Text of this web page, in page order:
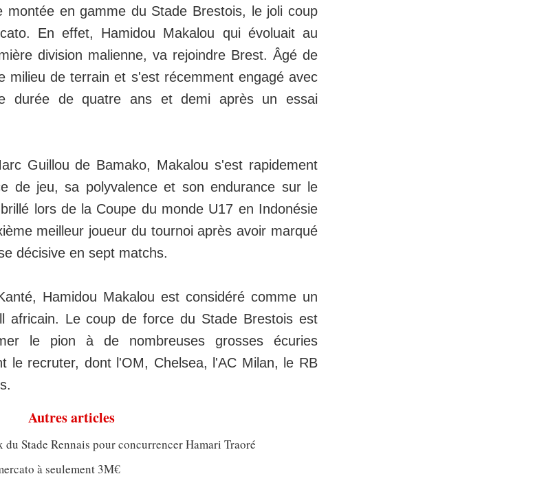
montée en gamme du Stade Brestois, le joli coup
En effet, Hamidou Makalou qui évoluait au
division malienne, va rejoindre Brest. Âgé de
milieu de terrain et s'est récemment engagé avec
durée de quatre ans et demi après un essai
Guillou de Bamako, Makalou s'est rapidement
de jeu, sa polyvalence et son endurance sur le
lors de la Coupe du monde U17 en Indonésie
meilleur joueur du tournoi après avoir marqué
décisive en sept matchs.
Hamidou Makalou est considéré comme un
africain. Le coup de force du Stade Brestois est
le pion à de nombreuses grosses écuries
le recruter, dont l'OM, Chelsea, l'AC Milan, le RB
Autres articles
du Stade Rennais pour concurrencer Hamari Traoré
à seulement 3M€